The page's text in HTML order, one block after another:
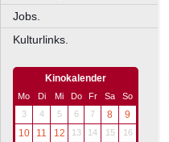
Jobs.
Kulturlinks.
Kinokalender
Mo Di Mi Do Fr Sa
So
3
4 5 6 7 8
9
10
11 12 13 14 15 16